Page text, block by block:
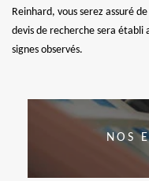
Reinhard, vous serez assuré
devis de recherche sera
signes observés.
NOS